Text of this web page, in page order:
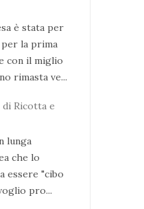
è stata per
per la prima
con il miglio
rimasta ve...
Ricotta e
lunga
che lo
essere "cibo
pro...